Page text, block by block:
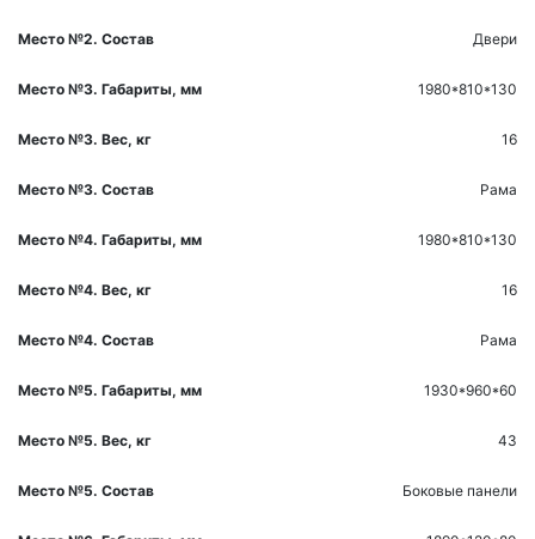
Место №2. Состав Двери
Место №3. Габариты, мм 1980*810*130
Место №3. Вес, кг 16
Место №3. Состав Рама
Место №4. Габариты, мм 1980*810*130
Место №4. Вес, кг 16
Место №4. Состав Рама
Место №5. Габариты, мм 1930*960*60
Место №5. Вес, кг 43
Место №5. Состав Боковые панели